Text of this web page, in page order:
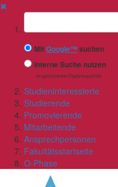
✖
Suchbegriff
MitGoogle™ suchen
Interne Suche nutzen
(eingeschränkte Ergebnisqualität)
Studieninteressierte
Studierende
Promovierende
Mitarbeitende
Ansprechpersonen
Fakultätsstartseite
O-Phase